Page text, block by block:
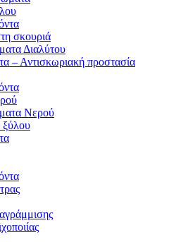
σκουριά
Διαλύτου
– Αντισκωριακή προστασία
Νερού
ξύλου